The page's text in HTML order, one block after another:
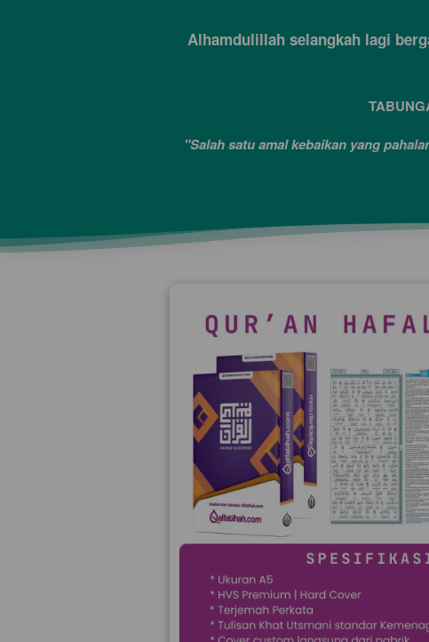
Alhamdulillah selangkah lagi
"Salah satu amal kebaikan yang